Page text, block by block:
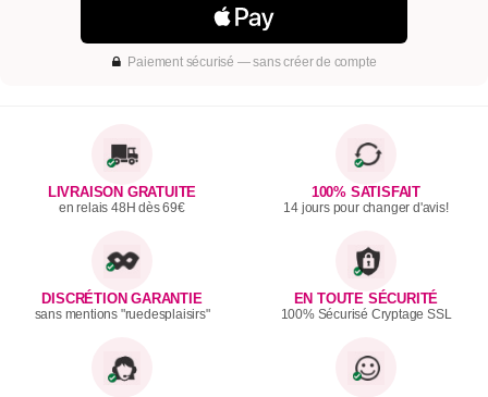
Paiement sécurisé — sans créer de compte
LIVRAISON GRATUITE
en relais 48H dès 69€
100% SATISFAIT
14 jours pour changer d'avis!
DISCRÉTION GARANTIE
sans mentions "ruedesplaisirs"
EN TOUTE SÉCURITÉ
100% Sécurisé Cryptage SSL